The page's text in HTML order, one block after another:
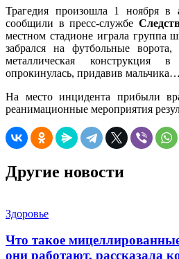
Трагедия произошла 1 ноября в
сообщили в пресс-службе
местном стадионе играла группа
забрался на футбольные ворота,
металлическая конструкция
опрокинулась, придавив мальчика…
На место инцидента прибыли
реанимационные мероприятия
Другие новости
Здоровье
Что такое
они работают, рассказала